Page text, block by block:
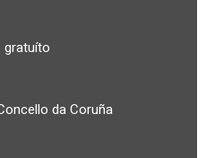
da Coruña